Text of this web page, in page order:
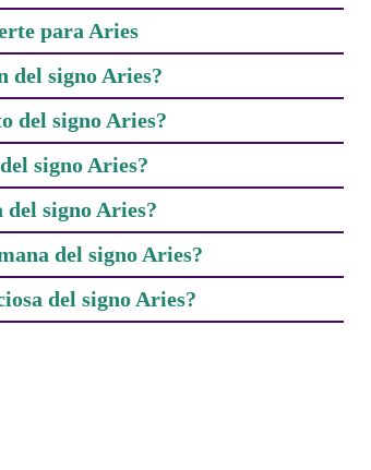
para Aries
del signo Aries?
del signo Aries?
signo Aries?
del signo Aries?
del signo Aries?
del signo Aries?